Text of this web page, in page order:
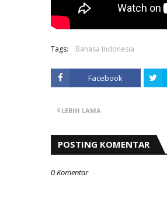
Tags: Bahasa Indonesia
Facebook
LEBIH LAMA
POSTING KOMENTAR
0 Komentar